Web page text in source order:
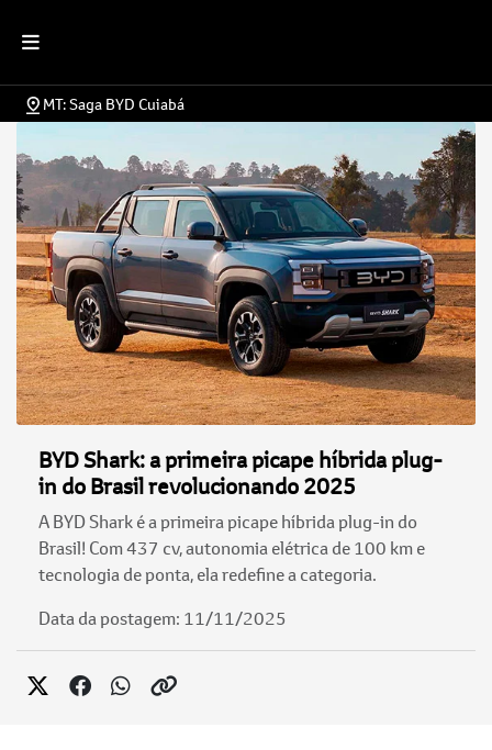
MT: Saga BYD Cuiabá
BYD Shark: a primeira picape híbrida plug-
in do Brasil revolucionando 2025
A BYD Shark é a primeira picape híbrida plug-in do
Brasil! Com 437 cv, autonomia elétrica de 100 km e
tecnologia de ponta, ela redefine a categoria.
Data da postagem: 11/11/2025